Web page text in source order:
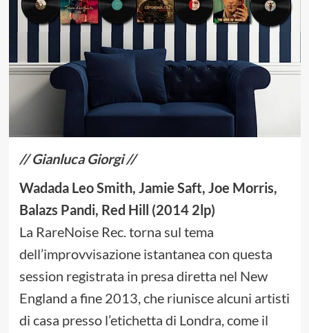
// Gianluca Giorgi //
Wadada Leo Smith, Jamie Saft, Joe Morris,
Balazs Pandi, Red Hill (2014 2lp)
La RareNoise Rec. torna sul tema
dell’improvvisazione istantanea con questa
session registrata in presa diretta nel New
England a fine 2013, che riunisce alcuni artisti
di casa presso l’etichetta di Londra, come il